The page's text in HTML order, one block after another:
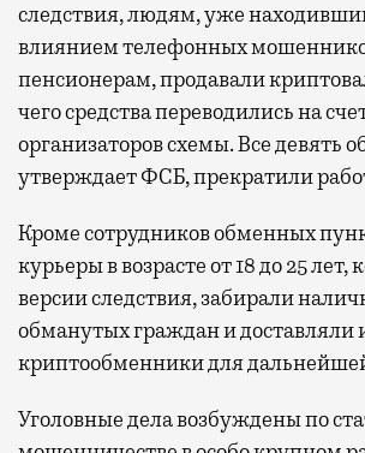
Современный путешественник часто
с собой не только чемодан, но и
А ожидание рейса все чаще
не в потерянное время, а в
спокойно закончить дела или
активности в путешествии,
забронировать нужные билеты и
Бизнес-зал становится местом, где
провести переговоры, поработать или
окна за тем, как взлетают и
самолеты. В Москве нет
следствия, людям, уже
влиянием телефонных
пенсионерам, продавали
чего средства переводились на
организаторов схемы. Все девять
утверждает ФСБ, прекратили
Кроме сотрудников обменных
курьеры в возрасте от 18 до 25 лет,
версии следствия, забирали
обманутых граждан и доставляли
криптообменники для
Уголовные дела возбуждены по